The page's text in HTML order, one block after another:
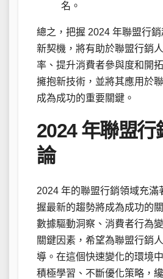
名。
總之，把握 2024 年聯盟行銷
新契機，將有助於聯盟行銷
率、提升消費者參與度和開
擁抱新技術，並將其應用於
成為成功的重要關鍵。
2024 年聯盟行
論
2024 年的聯盟行銷領域充滿
握最新的趨勢將成為成功的
數據驅動洞察、消費者行為
關鍵因素，希望為聯盟行銷
導。在這個快速變化的環境
積極學習、不斷優化策略，